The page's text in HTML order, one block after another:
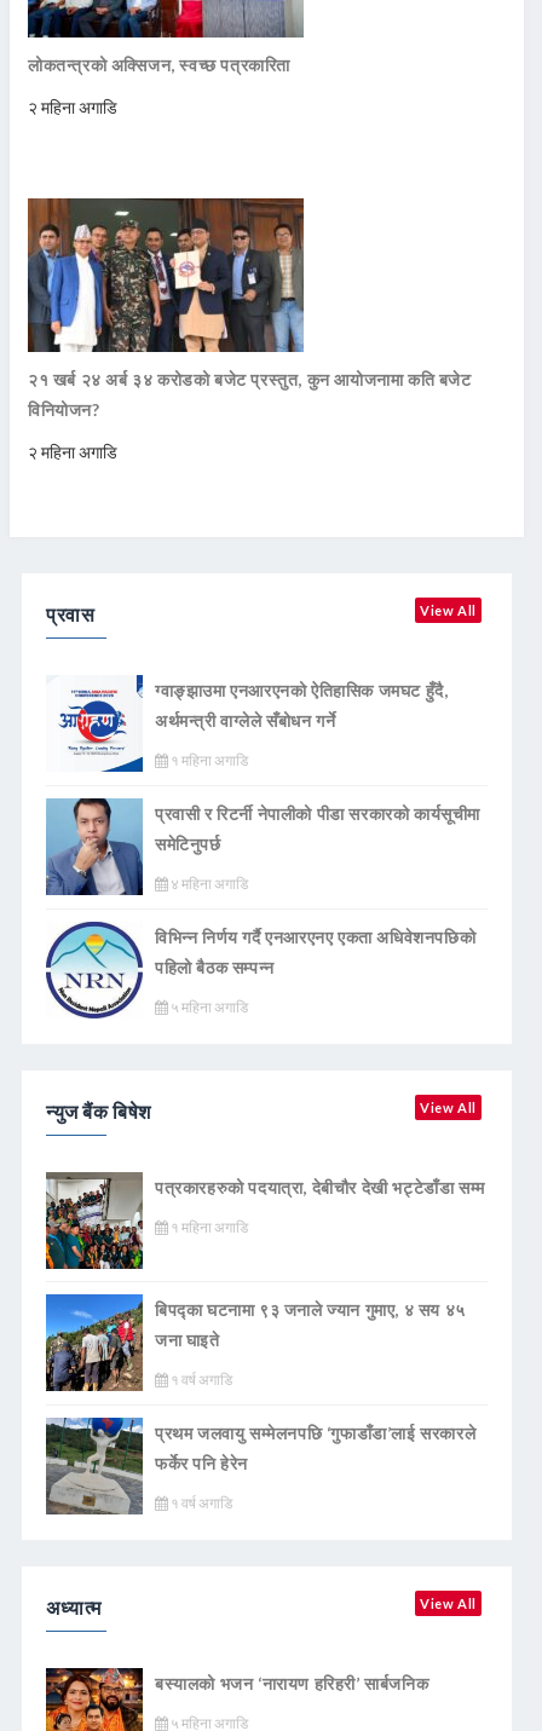
लोकतन्त्रको अक्सिजन, स्वच्छ पत्रकारिता
२ महिना अगाडि
२१ खर्ब २४ अर्ब ३४ करोडको बजेट प्रस्तुत, कुन आयोजनामा कति बजेट
विनियोजन?
२ महिना अगाडि
प्रवास View All
ग्वाङ्झाउमा एनआरएनको ऐतिहासिक जमघट हुँदै,
अर्थमन्त्री वाग्लेले सँबोधन गर्ने
१ महिना अगाडि
प्रवासी र रिटर्नी नेपालीको पीडा सरकारको कार्यसूचीमा
समेटिनुपर्छ
४ महिना अगाडि
विभिन्न निर्णय गर्दै एनआरएनए एकता अधिवेशनपछिको
पहिलो बैठक सम्पन्न
५ महिना अगाडि
न्युज बैंक बिषेश View All
पत्रकारहरुको पदयात्रा, देबीचौर देखी भट्टेडाँडा सम्म
१ महिना अगाडि
बिपद्का घटनामा ९३ जनाले ज्यान गुमाए, ४ सय ४५
जना घाइते
१ वर्ष अगाडि
प्रथम जलवायु सम्मेलनपछि ‘गुफाडाँडा’लाई सरकारले
फर्केर पनि हेरेन
१ वर्ष अगाडि
अध्यात्म View All
बस्यालको भजन ‘नारायण हरिहरी’ सार्बजनिक
५ महिना अगाडि